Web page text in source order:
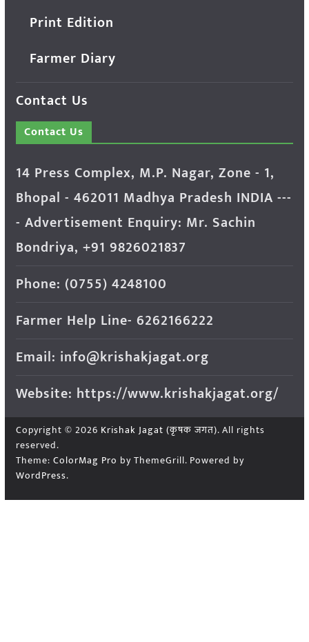
Print Edition
Farmer Diary
Contact Us
Contact Us
14 Press Complex, M.P. Nagar, Zone - 1,
Bhopal - 462011 Madhya Pradesh INDIA ---
- Advertisement Enquiry: Mr. Sachin
Bondriya, +91 9826021837
Phone: (0755) 4248100
Farmer Help Line- 6262166222
Email: info@krishakjagat.org
Website: https://www.krishakjagat.org/
Copyright © 2026 Krishak Jagat (कृषक जगत). All rights
reserved.
Theme: ColorMag Pro by ThemeGrill. Powered by
WordPress.